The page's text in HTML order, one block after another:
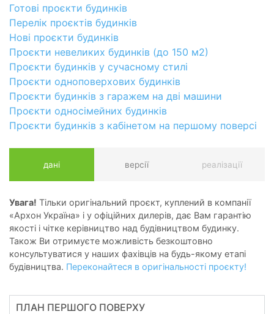
Готові проєкти будинків
Перелік проєктів будинків
Нові проєкти будинків
Проєкти невеликих будинків (до 150 м2)
Проєкти будинків у сучасному стилі
Проєкти одноповерхових будинків
Проєкти будинків з гаражем на дві машини
Проєкти односімейних будинків
Проєкти будинків з кабінетом на першому поверсі
дані версії реалізації
Увага! Тільки оригінальний проєкт, куплений в компанії
«Архон Україна» і у офіційних дилерів, дає Вам гарантію
якості і чітке керівництво над будівництвом будинку.
Також Ви отримуєте можливість безкоштовно
консультуватися у наших фахівців на будь-якому етапі
будівництва. Переконайтеся в оригінальності проєкту!
ПЛАН ПЕРШОГО ПОВЕРХУ